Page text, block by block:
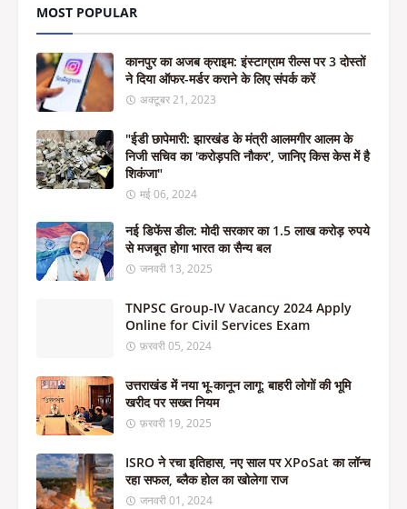
MOST POPULAR
कानपुर का अजब क्राइम: इंस्टाग्राम रील्स पर 3 दोस्तों
ने दिया ऑफर-मर्डर कराने के लिए संपर्क करें
अक्टूबर 21, 2023
"ईडी छापेमारी: झारखंड के मंत्री आलमगीर आलम के
निजी सचिव का 'करोड़पति नौकर', जानिए किस केस में है
शिकंजा"
मई 06, 2024
नई डिफेंस डील: मोदी सरकार का 1.5 लाख करोड़ रुपये
से मजबूत होगा भारत का सैन्य बल
जनवरी 13, 2025
TNPSC Group-IV Vacancy 2024 Apply
Online for Civil Services Exam
फ़रवरी 05, 2024
उत्तराखंड में नया भू-कानून लागू: बाहरी लोगों की भूमि
खरीद पर सख्त नियम
फ़रवरी 19, 2025
ISRO ने रचा इतिहास, नए साल पर XPoSat का लॉन्च
रहा सफल, ब्लैक होल का खोलेगा राज
जनवरी 01, 2024